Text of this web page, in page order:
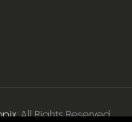
. All Rights Reserved.